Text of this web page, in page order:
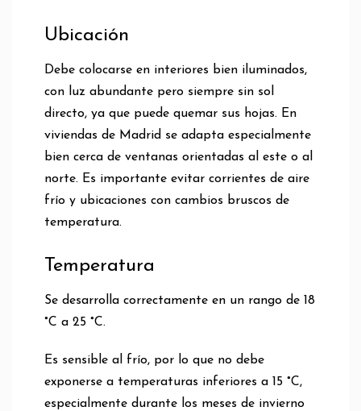
Ubicación
Debe colocarse en interiores bien iluminados,
con luz abundante pero siempre sin sol
directo, ya que puede quemar sus hojas. En
viviendas de Madrid se adapta especialmente
bien cerca de ventanas orientadas al este o al
norte. Es importante evitar corrientes de aire
frío y ubicaciones con cambios bruscos de
temperatura.
Temperatura
Se desarrolla correctamente en un rango de 18
°C a 25 °C.
Es sensible al frío, por lo que no debe
exponerse a temperaturas inferiores a 15 °C,
especialmente durante los meses de invierno